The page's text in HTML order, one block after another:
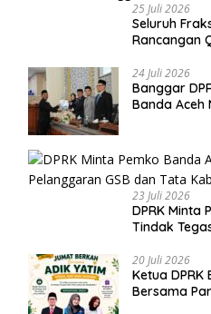
25 Juli 2026
Seluruh
Rancangan
Pelaksanaan
Tahun
24 Juli 2026
Banggar
Banda Aceh
23 Juli 2026
DPRK Minta
Tindak
20 Juli 2026
Ketua DPRK
Bersama